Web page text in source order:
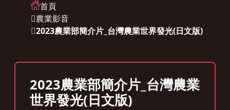
首頁
農業影音
2023農業部簡介片_台灣農業世界發光(日文版)
2023農業部簡介片_台灣農業
世界發光(日文版)